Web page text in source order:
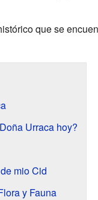
que se
Urraca hoy?
mio Cid
y Fauna